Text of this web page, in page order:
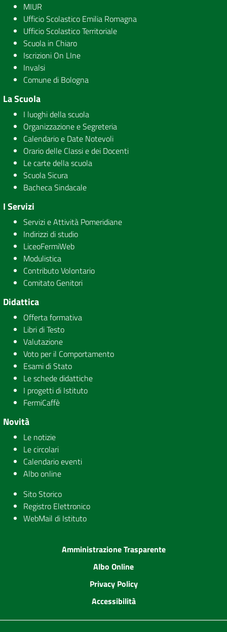
MIUR
Ufficio Scolastico Emilia Romagna
Ufficio Scolastico Territoriale
Scuola in Chiaro
Iscrizioni On LIne
Invalsi
Comune di Bologna
La Scuola
I luoghi della scuola
Organizzazione e Segreteria
Calendario e Date Notevoli
Orario delle Classi e dei Docenti
Le carte della scuola
Scuola Sicura
Bacheca Sindacale
I Servizi
Servizi e Attività Pomeridiane
Indirizzi di studio
LiceoFermiWeb
Modulistica
Contributo Volontario
Comitato Genitori
Didattica
Offerta formativa
Libri di Testo
Valutazione
Voto per il Comportamento
Esami di Stato
Le schede didattiche
I progetti di Istituto
FermiCaffè
Novità
Le notizie
Le circolari
Calendario eventi
Albo online
Sito Storico
Registro Elettronico
WebMail di Istituto
Amministrazione Trasparente
Albo Online
Privacy Policy
Accessibilità